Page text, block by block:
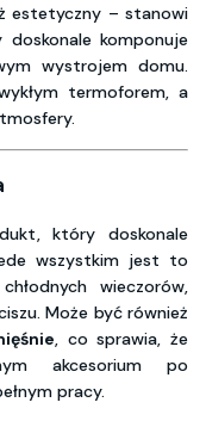
estetyczny – stanowi
komponuje
wystrojem domu.
termoforem, a
który doskonale
wszystkim jest to
wieczorów,
Może być również
, co sprawia, że
akcesorium po
pracy.